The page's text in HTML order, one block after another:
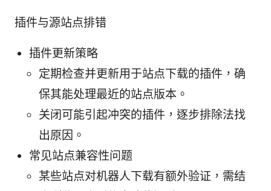
插件与源站点排错
插件更新策略
定期检查并更新用于站点下载的插件，确
保其能处理最近的站点版本。
关闭可能引起冲突的插件，逐步排除法找
出原因。
常见站点兼容性问题
某些站点对机器人下载有额外验证，需结